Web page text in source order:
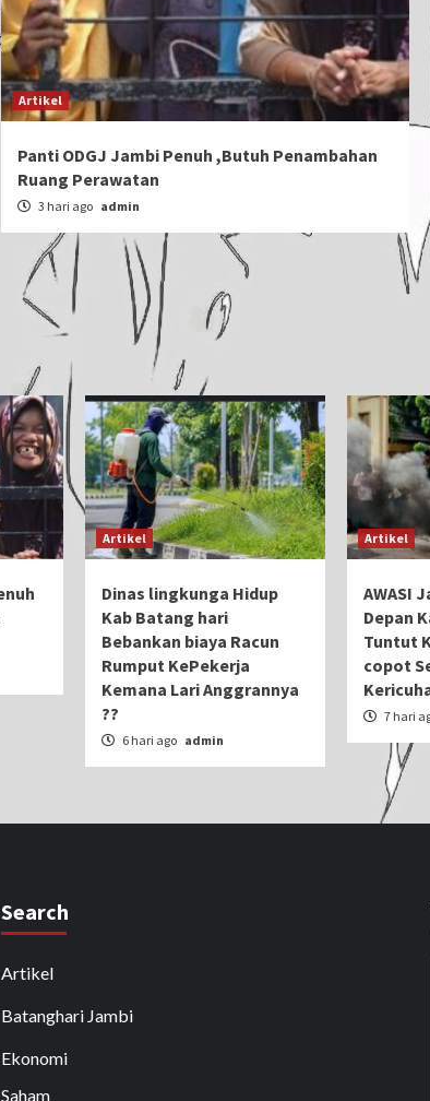
Artikel
Panti ODGJ Jambi Penuh ,Butuh Penambahan
Ruang Perawatan
3 hari ago admin
Artikel
Dinas lingkunga Hidup
Kab Batang hari
Bebankan biaya Racun
Rumput KePekerja
Kemana Lari Anggrannya
??
6 hari ago admin
Artikel
AWASI
Depan
Tuntut
copot
7 hari
Search
Artikel
Batanghari Jambi
Ekonomi
Saham